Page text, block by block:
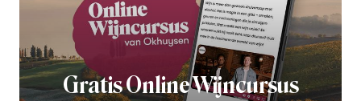
Gratis Online Wijncursus